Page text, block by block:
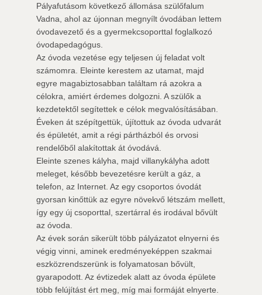
Pályafutásom következő állomása szülőfalum
Vadna, ahol az újonnan megnyílt óvodában lettem
óvodavezető és a gyermekcsoporttal foglalkozó
óvodapedagógus.
Az óvoda vezetése egy teljesen új feladat volt
számomra. Eleinte kerestem az utamat, majd
egyre magabiztosabban találtam rá azokra a
célokra, amiért érdemes dolgozni. A szülők a
kezdetektől segítettek e célok megvalósításában.
Éveken át szépítgettük, újítottuk az óvoda udvarát
és épületét, amit a régi pártházból és orvosi
rendelőből alakítottak át óvodává.
Eleinte szenes kályha, majd villanykályha adott
meleget, később bevezetésre került a gáz, a
telefon, az Internet. Az egy csoportos óvodát
gyorsan kinőttük az egyre növekvő létszám mellett,
így egy új csoporttal, szertárral és irodával bővült
az óvoda.
Az évek során sikerült több pályázatot elnyerni és
végig vinni, aminek eredményeképpen szakmai
eszközrendszerünk is folyamatosan bővült,
gyarapodott. Az évtizedek alatt az óvoda épülete
több felújítást ért meg, míg mai formáját elnyerte.